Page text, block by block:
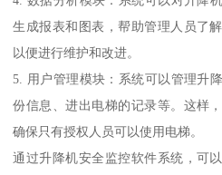
生成报表和图表，帮助管理人员了
以便进行维护和改进。
5. 用户管理模块：系统可以管理升
份信息、进出电梯的记录等。这样
确保只有授权人员可以使用电梯。
通过升降机安全监控软件系统，可